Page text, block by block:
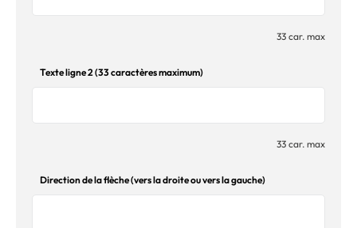
33 car. max
Texte ligne 2 (33 caractères maximum)
33 car. max
Direction de la flèche (vers la droite ou vers la gauche)